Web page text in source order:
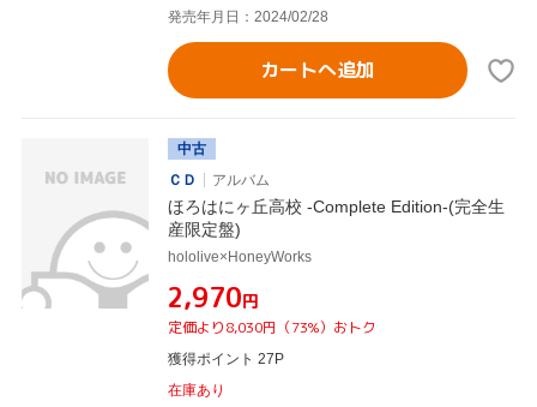
発売年月日：2024/02/28
カートへ追加
中古
ＣＤ
アルバム
ほろはにヶ丘高校 -Complete Edition-(完全生
産限定盤)
hololive×HoneyWorks
¥2,970円
定価より8,030円（73%）おトク
獲得ポイント 27P
在庫あり